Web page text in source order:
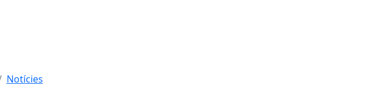
Notícies